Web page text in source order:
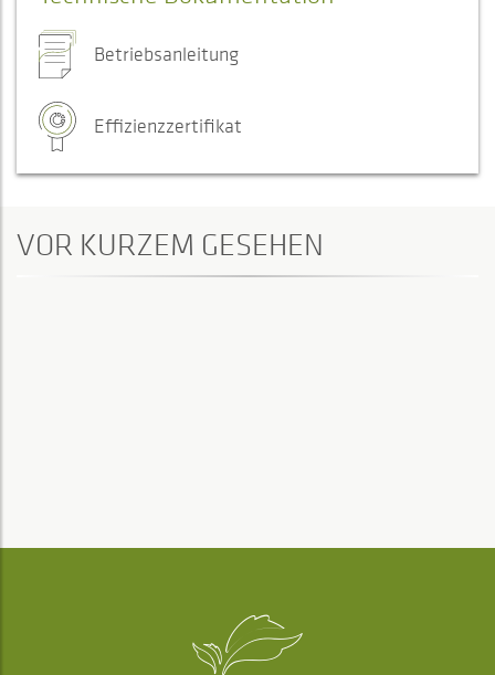
Betriebsanleitung
Effizienzzertifikat
VOR KURZEM GESEHEN